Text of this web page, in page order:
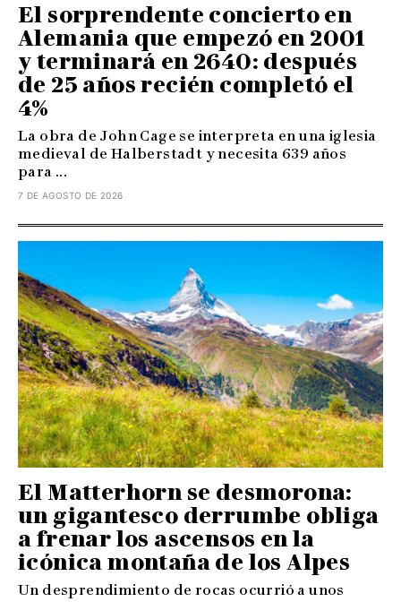
El sorprendente concierto en
Alemania que empezó en 2001
y terminará en 2640: después
de 25 años recién completó el
4%
La obra de John Cage se interpreta en una iglesia
medieval de Halberstadt y necesita 639 años
para ...
7 DE AGOSTO DE 2026
El Matterhorn se desmorona:
un gigantesco derrumbe obliga
a frenar los ascensos en la
icónica montaña de los Alpes
Un desprendimiento de rocas ocurrió a unos